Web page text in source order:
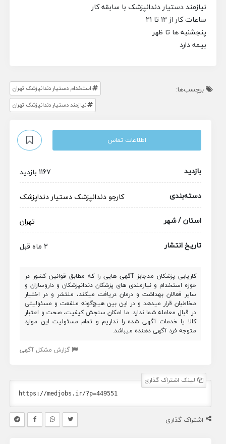
نیازمند دستیار دندانپزشک با سابقه کار
ساعات کار از ۱۲ تا ۲۱
پنجشنبه‌ ها تا ظهر
بیمه دارد
برچسب‌ها:
استخدام دستیار دندانپزشک تهران
نیازمند دستیار دندانپزشک تهران
اطلاعات تماس
بازدید
1167 بازدید
دسته‌بندی
کارجودندانپزشک دستیار دنداپزشک
استان / شهر
تهران
تاریخ انتشار
2 ماه قبل
کاریابی پزشکان مدجابز آگهی هایی را که مطابق قوانین کشور در
حوزه استخدام و نیازمندی های پزشکان دندانپزشکان و داروسازان و
سایر فعالان بهداشت و درمان دریافت میکند، منتشر و در اختیار
مخاطبان قرار میدهد و در این بین هیچ‌گونه منفعت و مسئولیتی
در قبال معامله شما ندارد. ما امکان سنجش کیفیت، صحت و اعتبار
کالا یا خدمات آگهی شده را نداریم و تمام مسئولیت این موارد
متوجه فرد آگهی دهنده میباشد.
گزارش مشکل آگهی
لینک اشتراک گذاری
اشتراک گذاری